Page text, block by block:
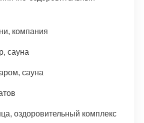
компания
сауна
сауна
оздоровительный комплекс